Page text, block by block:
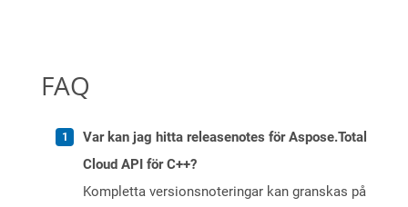
FAQ
Var kan jag hitta releasenotes för Aspose.Total
Cloud API för C++?
Kompletta versionsnoteringar kan granskas på